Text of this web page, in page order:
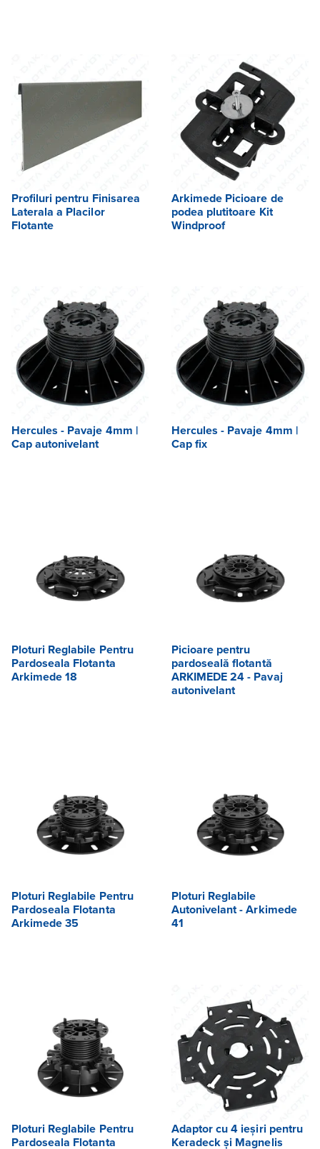
Profiluri pentru Finisarea
Laterala a Placilor
Flotante
Arkimede Picioare de
podea plutitoare Kit
Windproof
Hercules - Pavaje 4mm |
Cap autonivelant
Hercules - Pavaje 4mm |
Cap fix
Ploturi Reglabile Pentru
Pardoseala Flotanta
Arkimede 18
Picioare pentru
pardoseală flotantă
ARKIMEDE 24 - Pavaj
autonivelant
Ploturi Reglabile Pentru
Pardoseala Flotanta
Arkimede 35
Ploturi Reglabile
Autonivelant - Arkimede
41
Ploturi Reglabile Pentru
Pardoseala Flotanta
Adaptor cu 4 ieșiri pentru
Keradeck și Magnelis